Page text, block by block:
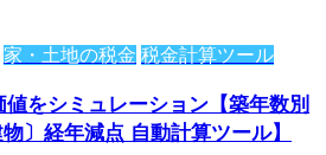
家・土地の税金 税金計算ツール
をシミュレーション【築年数別
〕経年減点 自動計算ツール】